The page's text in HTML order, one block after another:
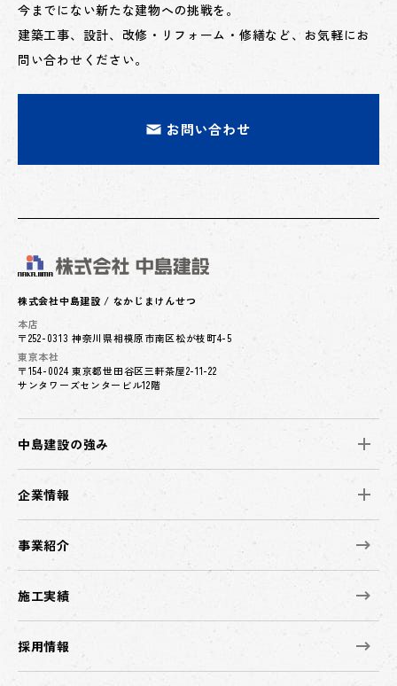
今までにない新たな建物への挑戦を。
建築工事、設計、改修・リフォーム・修繕など、お気軽にお
問い合わせください。
お問い合わせ
株式会社中島建設 / なかじまけんせつ
本店
〒252-0313 神奈川県相模原市南区松が枝町4-5
東京本社
〒154-0024 東京都世田谷区三軒茶屋2-11-22
サンタワーズセンタービル12階
中島建設の強み
企業情報
事業紹介
施工実績
採用情報